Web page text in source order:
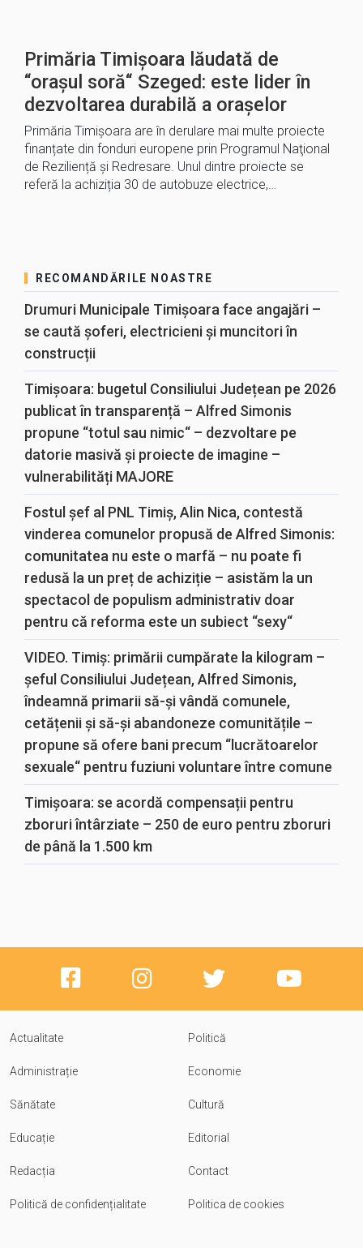
Primăria Timișoara lăudată de
“orașul soră“ Szeged: este lider în
dezvoltarea durabilă a orașelor
Primăria Timișoara are în derulare mai multe proiecte
finanțate din fonduri europene prin Programul Naţional
de Reziliență și Redresare. Unul dintre proiecte se
referă la achiziția 30 de autobuze electrice,…
RECOMANDĂRILE NOASTRE
Drumuri Municipale Timișoara face angajări –
se caută șoferi, electricieni și muncitori în
construcții
Timișoara: bugetul Consiliului Județean pe 2026
publicat în transparență – Alfred Simonis
propune “totul sau nimic“ – dezvoltare pe
datorie masivă și proiecte de imagine –
vulnerabilități MAJORE
Fostul șef al PNL Timiș, Alin Nica, contestă
vinderea comunelor propusă de Alfred Simonis:
comunitatea nu este o marfă – nu poate fi
redusă la un preț de achiziție – asistăm la un
spectacol de populism administrativ doar
pentru că reforma este un subiect “sexy“
VIDEO. Timiș: primării cumpărate la kilogram –
șeful Consiliului Județean, Alfred Simonis,
îndeamnă primarii să-și vândă comunele,
cetățenii și să-și abandoneze comunitățile –
propune să ofere bani precum “lucrătoarelor
sexuale“ pentru fuziuni voluntare între comune
Timișoara: se acordă compensații pentru
zboruri întârziate – 250 de euro pentru zboruri
de până la 1.500 km
Actualitate Politică
Administrație Economie
Sănătate Cultură
Educație Editorial
Redacția Contact
Politică de confidențialitate Politica de cookies